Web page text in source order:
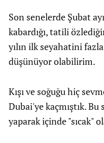
Son senelerde Şubat
kabardığı, tatili
yılın ilk seyahatini
düşünüyor olabilirim.
Kışı ve soğuğu hiç
Dubai'ye kaçmıştık. Bu
yaparak içinde "sıcak"